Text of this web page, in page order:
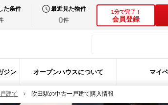
た条件 最近見た物件
0件
1分で完了！
会員登録
ジン オープンハウスについて マイ
建て 吹田駅の中古一戸建て購入情報